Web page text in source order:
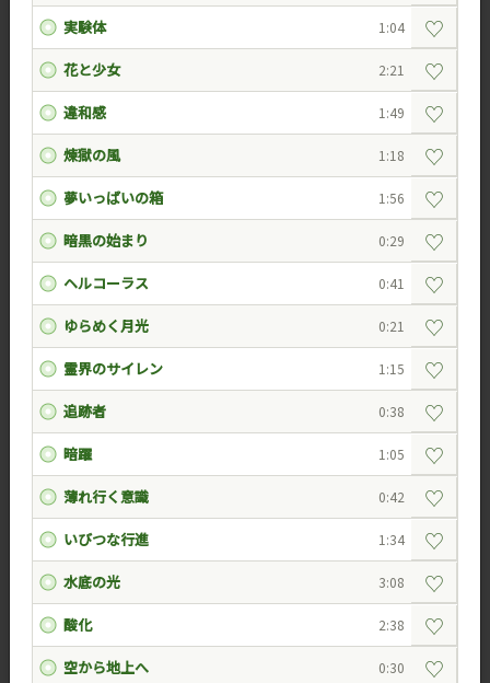
実験体 1:04 ♡
花と少女 2:21 ♡
違和感 1:49 ♡
煉獄の風 1:18 ♡
夢いっぱいの箱 1:56 ♡
暗黒の始まり 0:29 ♡
ヘルコーラス 0:41 ♡
ゆらめく月光 0:21 ♡
霊界のサイレン 1:15 ♡
追跡者 0:38 ♡
暗躍 1:05 ♡
薄れ行く意識 0:42 ♡
いびつな行進 1:34 ♡
水底の光 3:08 ♡
酸化 2:38 ♡
空から地上へ 0:30 ♡